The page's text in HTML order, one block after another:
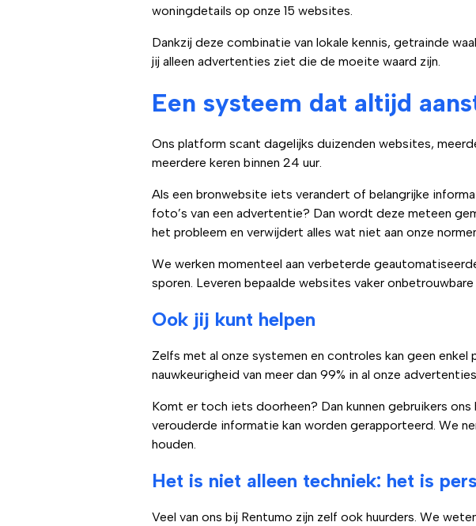
woningdetails op onze 15 websites.
Dankzij deze combinatie van lokale kennis, getrainde
jij alleen advertenties ziet die de moeite waard zijn.
Een systeem dat altijd
Ons platform scant dagelijks duizenden websites,
meerdere keren binnen 24 uur.
Als een bronwebsite iets verandert of belangrijke
foto’s van een advertentie? Dan wordt deze meteen
het probleem en verwijdert alles wat niet aan onze
We werken momenteel aan verbeterde
sporen. Leveren bepaalde websites vaker
Ook jij kunt helpen
Zelfs met al onze systemen en controles kan geen
nauwkeurigheid van meer dan 99% in al onze
Komt er toch iets doorheen? Dan kunnen gebruikers
verouderde informatie kan worden gerapporteerd. We
houden.
Het is niet alleen techniek: het is
Veel van ons bij Rentumo zijn zelf ook huurders. We